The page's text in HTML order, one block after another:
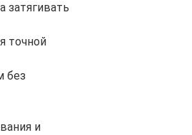
затягивать
точной
без
и